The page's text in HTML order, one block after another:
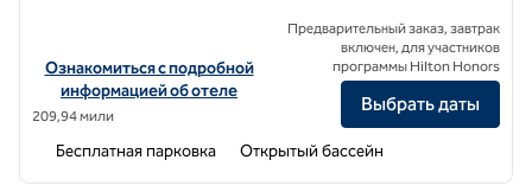
Посмотреть информацию об отеле Mykonos Riviera Hotel and
Ознакомиться с подробной
информацией об отеле
209,94 мили
Предварительный заказ, завтрак
включен, для участников
программы Hilton Honors
Выбрать даты
Бесплатная парковка Открытый бассейн